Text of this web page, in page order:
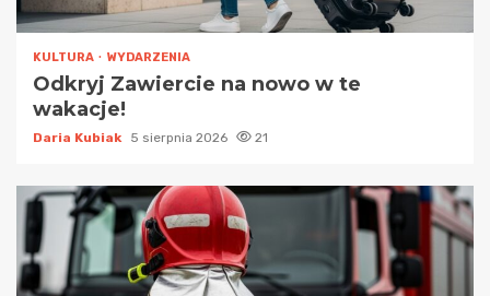
KULTURA WYDARZENIA
Odkryj Zawiercie na nowo w te
wakacje!
Daria Kubiak 5 sierpnia 2026 21